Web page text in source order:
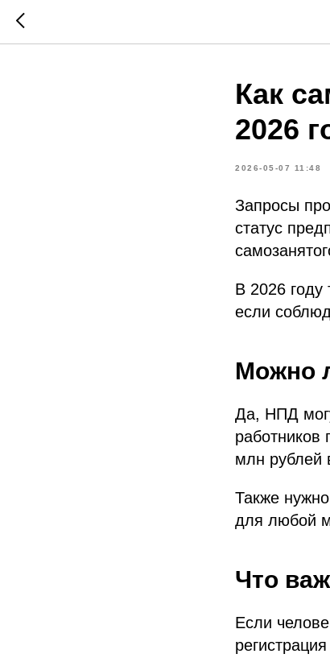
Как
2026
2026-05-07 11:48
Запросы
статус
В 2026
если
Можно
Да, НПД
млн рублей
Также
для любой
Что
Если